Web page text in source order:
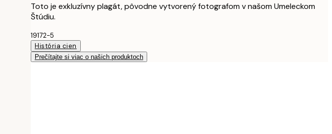
Toto je exkluzívny plagát, pôvodne vytvorený fotografom v našom Umeleckom
Štúdiu.
19172-5
História cien
Prečítajte si viac o našich produktoch